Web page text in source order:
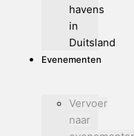
havens
in
Duitsland
Evenementen
Vervoer
naar